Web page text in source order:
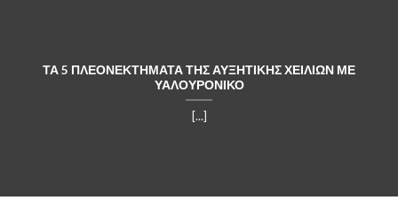
ΤΑ 5 ΠΛΕΟΝΕΚΤΗΜΑΤΑ ΤΗΣ ΑΥΞΗΤΙΚΗΣ ΧΕΙΛΙΩΝ ΜΕ
ΥΑΛΟΥΡΟΝΙΚΟ
[...]